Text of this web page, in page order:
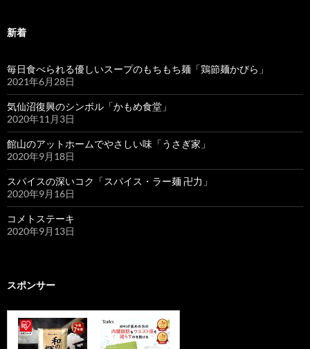
新着
毎日食べられる優しいスープのもちもち麺「鶏節麺かびら」
2021年6月28日
気仙沼復興のシンボル「かもめ食堂」
2020年11月3日
館山のアットホームでやさしい味「うさぎ家」
2020年9月18日
スパイスの深いコク「スパイス・ラー麺 卍力」
2020年9月16日
コメトステーキ
2020年9月13日
スポンサー